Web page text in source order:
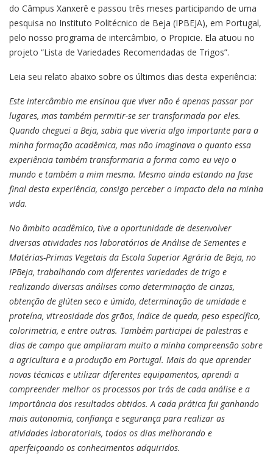
do Câmpus Xanxerê e passou três meses participando de uma
pesquisa no Instituto Politécnico de Beja (IPBEJA), em Portugal,
pelo nosso programa de intercâmbio, o Propicie. Ela atuou no
projeto “Lista de Variedades Recomendadas de Trigos”.
Leia seu relato abaixo sobre os últimos dias desta experiência:
Este intercâmbio me ensinou que viver não é apenas passar por
lugares, mas também permitir-se ser transformada por eles.
Quando cheguei a Beja, sabia que viveria algo importante para a
minha formação acadêmica, mas não imaginava o quanto essa
experiência também transformaria a forma como eu vejo o
mundo e também a mim mesma. Mesmo ainda estando na fase
final desta experiência, consigo perceber o impacto dela na minha
vida.
No âmbito acadêmico, tive a oportunidade de desenvolver
diversas atividades nos laboratórios de Análise de Sementes e
Matérias-Primas Vegetais da Escola Superior Agrária de Beja, no
IPBeja, trabalhando com diferentes variedades de trigo e
realizando diversas análises como determinação de cinzas,
obtenção de glúten seco e úmido, determinação de umidade e
proteína, vitreosidade dos grãos, índice de queda, peso específico,
colorimetria, e entre outras. Também participei de palestras e
dias de campo que ampliaram muito a minha compreensão sobre
a agricultura e a produção em Portugal. Mais do que aprender
novas técnicas e utilizar diferentes equipamentos, aprendi a
compreender melhor os processos por trás de cada análise e a
importância dos resultados obtidos. A cada prática fui ganhando
mais autonomia, confiança e segurança para realizar as
atividades laboratoriais, todos os dias melhorando e
aperfeiçoando os conhecimentos adquiridos.